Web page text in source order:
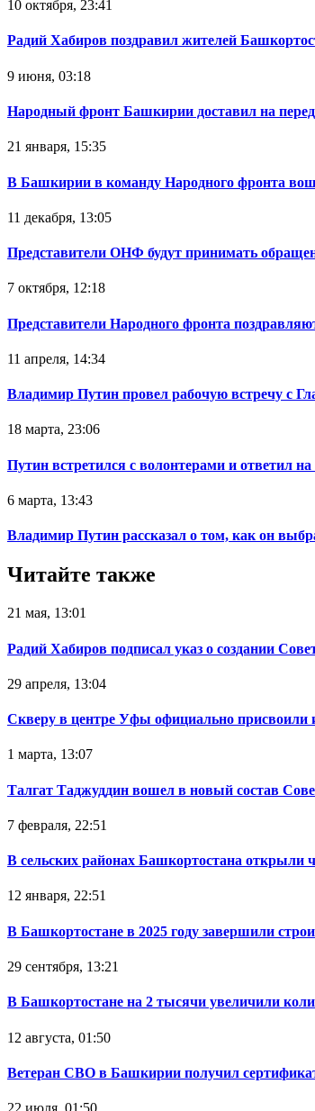
10 октября, 23:41
Радий Хабиров поздравил жителей
9 июня, 03:18
Народный фронт Башкирии доставил на
21 января, 15:35
В Башкирии в команду Народного фронта
11 декабря, 13:05
Представители ОНФ будут принимать
7 октября, 12:18
Представители Народного фронта
11 апреля, 14:34
Владимир Путин провел рабочую встречу с
18 марта, 23:06
Путин встретился с волонтерами и ответил
6 марта, 13:43
Владимир Путин рассказал о том, как он
Читайте также
21 мая, 13:01
Радий Хабиров подписал указ о создании
29 апреля, 13:04
Скверу в центре Уфы официально
1 марта, 13:07
Талгат Таджуддин вошел в новый состав
7 февраля, 22:51
В сельских районах Башкортостана открыли
12 января, 22:51
В Башкортостане в 2025 году завершили
29 сентября, 13:21
В Башкортостане на 2 тысячи увеличили
12 августа, 01:50
Ветеран СВО в Башкирии получил
22 июля, 01:50